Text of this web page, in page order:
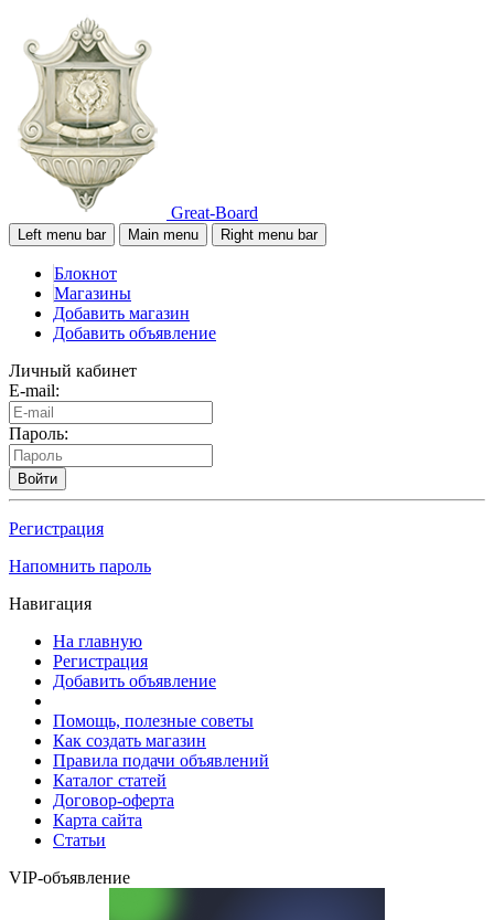
Great-Board
Left menu bar Main menu Right menu bar
Блокнот
Магазины
Добавить магазин
Добавить объявление
Личный кабинет
E-mail:
Пароль:
Войти
Регистрация
Напомнить пароль
Навигация
На главную
Регистрация
Добавить объявление
Помощь, полезные советы
Как создать магазин
Правила подачи объявлений
Каталог статей
Договор-оферта
Карта сайта
Статьи
VIP-объявление